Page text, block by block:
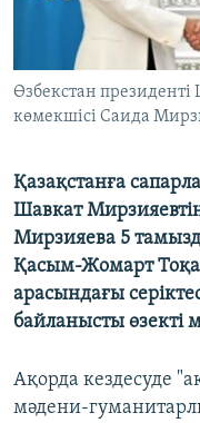
Өзбекстан
көмекшісі Саида
Қазақстанға
Шавкат
Мирзияева 5
Қасым-Жомарт
арасындағы
байланысты өзекті
Ақорда кездесуде
мәдени-